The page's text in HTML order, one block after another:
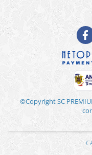
©Copyright SC